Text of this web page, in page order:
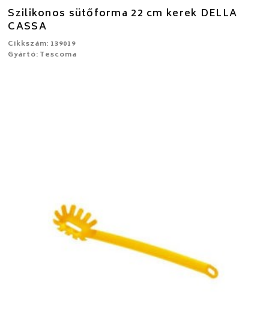
Szilikonos sütőforma 22 cm kerek DELLA
CASSA
Cikkszám: 139019
Gyártó: Tescoma